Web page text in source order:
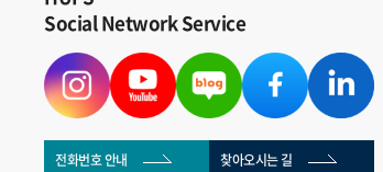
Social Network Service
전화번호 안내 찾아오시는 길